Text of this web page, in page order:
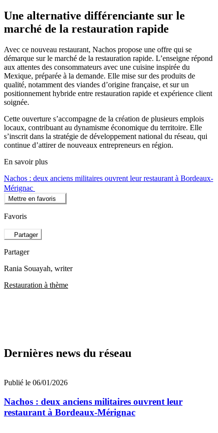
Une alternative différenciante sur le
marché de la restauration rapide
Avec ce nouveau restaurant, Nachos propose une offre qui se
démarque sur le marché de la restauration rapide. L’enseigne répond
aux attentes des consommateurs avec une cuisine inspirée du
Mexique, préparée à la demande. Elle mise sur des produits de
qualité, notamment des viandes d’origine française, et sur un
positionnement hybride entre restauration rapide et expérience client
soignée.
Cette ouverture s’accompagne de la création de plusieurs emplois
locaux, contribuant au dynamisme économique du territoire. Elle
s’inscrit dans la stratégie de développement national du réseau, qui
continue d’attirer de nouveaux entrepreneurs en région.
En savoir plus
Nachos : deux anciens militaires ouvrent leur restaurant à Bordeaux-
Mérignac
Mettre en favoris
Favoris
Partager
Partager
Rania Souayah, writer
Restauration à thème
Dernières news du réseau
Publié le 06/01/2026
Nachos : deux anciens militaires ouvrent leur
restaurant à Bordeaux-Mérignac